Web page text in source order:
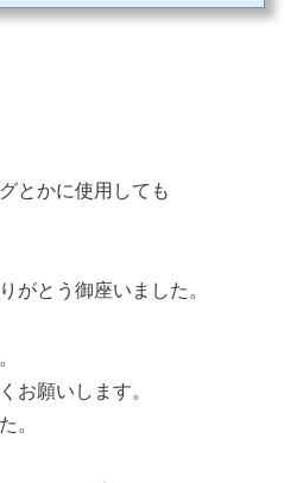
どいれてメインウィンドで確認しながら作制します。タ
とかに使用しても
がとう御座いました。
お願いします。
。